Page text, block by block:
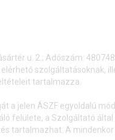
u. 2.; Adószám:
szolgáltatásoknak,
tartalmazza.
a jelen ÁSZF egyoldalú
felülete, a Szolgáltató által
tartalmazhat. A mindenkor